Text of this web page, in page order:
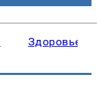
Здоровье